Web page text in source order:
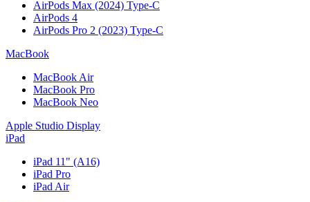
AirPods Max (2024) Type-C
AirPods 4
AirPods Pro 2 (2023) Type-C
MacBook
MacBook Air
MacBook Pro
MacBook Neo
Apple Studio Display
iPad
iPad 11" (A16)
iPad Pro
iPad Air